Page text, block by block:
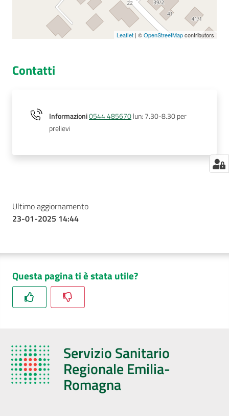
Leaflet | ©OpenStreetMapcontributors
Contatti
Informazioni0544 485670lun: 7.30-8.30 per
prelievi
Ultimo aggiornamento
23-01-2025 14:44
Questa pagina ti è stata utile?
Servizio Sanitario
Regionale Emilia-
Romagna